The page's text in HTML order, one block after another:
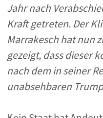
Jahr nach
Kraft getreten. Der
Marrakesch hat nun
gezeigt, dass dieser
nach dem in seiner
unabsehbaren